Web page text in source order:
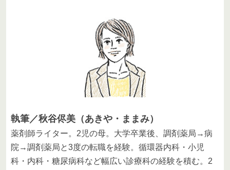
執筆／秋谷侭美（あきや・ままみ）
薬剤師ライター。2児の母。大学卒業後、調剤薬局→病
院→調剤薬局と3度の転職を経験。循環器内科・小児
科・内科・糖尿病科など幅広い診療科の経験を積む。2